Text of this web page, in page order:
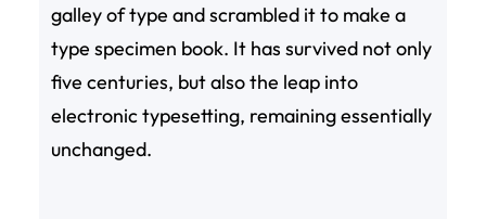
galley of type and scrambled it to make a
type specimen book. It has survived not only
five centuries, but also the leap into
electronic typesetting, remaining essentially
unchanged.